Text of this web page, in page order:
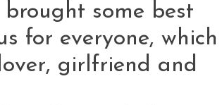
some best
for everyone, which
girlfriend and